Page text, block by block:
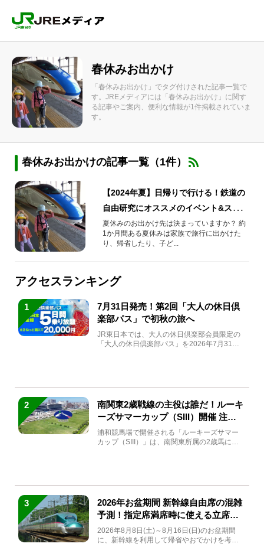
春休みお出かけ
「春休みお出かけ」でタグ付けされた記事一覧で
す。JREメディアには「春休みお出かけ」に関す
る記事やご案内、便利な情報が1件掲載されていま
す。
春休みお出かけの記事一覧（1件）
【2024年夏】日帰りで行ける！鉄道の
自由研究にオススメのイベント&スポッ
ト
夏休みのお出かけ先は決まっていますか？ 約
1か月間ある夏休みは家族で旅行に出かけた
り、帰省したり、子ど...
アクセスランキング
1
7月31日発売！第2回「大人の休日倶
楽部パス」で初秋の旅へ
JR東日本では、大人の休日倶楽部会員限定の
「大人の休日倶楽部パス」を2026年7月31日
2
南関東2歳戦線の主役は誰だ！ルーキ
ーズサマーカップ（SIII）開催 注目
馬と見どころをチェック
浦和競馬場で開催される「ルーキーズサマー
カップ（SIII）」は、南関東所属の2歳馬によ
3
2026年お盆期間 新幹線自由席の混雑
予測！指定席満席時に使える立席特
急券も解説
2026年8月8日(土)～8月16日(日)のお盆期間
に、新幹線を利用して帰省やおでかけを考え